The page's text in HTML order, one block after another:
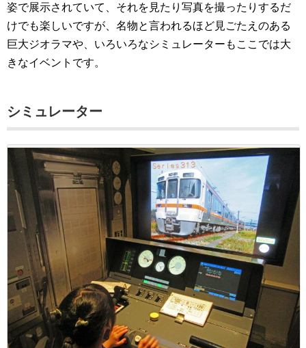
姿で展示されていて、それを見たり写真を撮ったりするだ
けでも楽しいですが、名物と言われるほど見ごたえのある
巨大ジオラマや、いろいろなシミュレーターもここでは大
きなイベントです。
シミュレーター